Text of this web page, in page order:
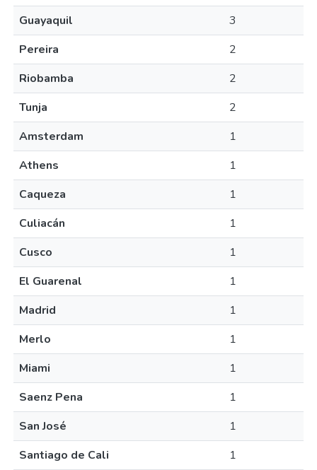
Guayaquil
3
Pereira
2
Riobamba
2
Tunja
2
Amsterdam
1
Athens
1
Caqueza
1
Culiacán
1
Cusco
1
El Guarenal
1
Madrid
1
Merlo
1
Miami
1
Saenz Pena
1
San José
1
Santiago de Cali
1